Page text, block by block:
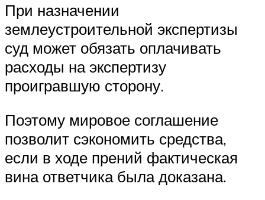
При назначении
землеустроительной экспертизы
суд может обязать оплачивать
расходы на экспертизу
проигравшую сторону.
Поэтому мировое соглашение
позволит сэкономить средства,
если в ходе прений фактическая
вина ответчика была доказана.